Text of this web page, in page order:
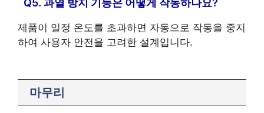
Q5. 과열 방지 기능은 어떻게 작동하나요?
제품이 일정 온도를 초과하면 자동으로 작동을 중지
하여 사용자 안전을 고려한 설계입니다.
마무리